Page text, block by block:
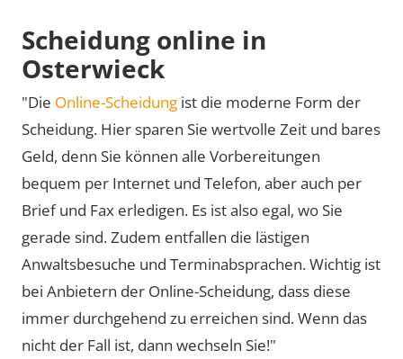
Scheidung online in
Osterwieck
"Die Online-Scheidung ist die moderne Form der
Scheidung. Hier sparen Sie wertvolle Zeit und bares
Geld, denn Sie können alle Vorbereitungen
bequem per Internet und Telefon, aber auch per
Brief und Fax erledigen. Es ist also egal, wo Sie
gerade sind. Zudem entfallen die lästigen
Anwaltsbesuche und Terminabsprachen. Wichtig ist
bei Anbietern der Online-Scheidung, dass diese
immer durchgehend zu erreichen sind. Wenn das
nicht der Fall ist, dann wechseln Sie!"